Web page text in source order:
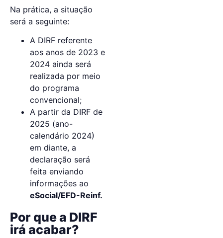
Na prática, a situação
será a seguinte:
A DIRF referente
aos anos de 2023 e
2024 ainda será
realizada por meio
do programa
convencional;
A partir da DIRF de
2025 (ano-
calendário 2024)
em diante, a
declaração será
feita enviando
informações ao
eSocial/EFD-Reinf.
Por que a DIRF
irá acabar?